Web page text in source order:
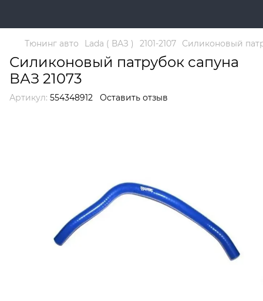
Тюнинг авто Lada ( ВАЗ ) 2101-2107 Силиконовый
Силиконовый патрубок сапуна
ВАЗ 21073
Артикул: 554348912 Оставить отзыв